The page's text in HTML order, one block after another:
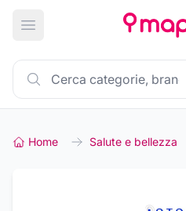
Apri menu principale
Home Salute e bellezza